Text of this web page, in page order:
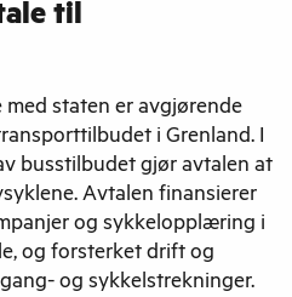
til
staten er avgjørende
i Grenland. I
busstilbudet gjør avtalen at
Avtalen finansierer
og sykkelopplæring i
og forsterket drift og
og sykkelstrekninger.